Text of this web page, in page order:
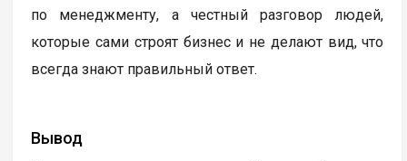
по менеджменту, а честный разговор людей,
которые сами строят бизнес и не делают вид, что
всегда знают правильный ответ.
Вывод